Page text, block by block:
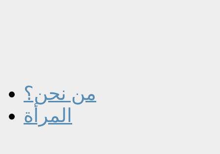
من نحن؟
المرأة